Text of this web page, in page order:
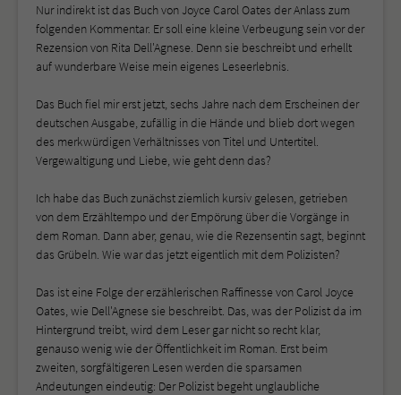
Nur indirekt ist das Buch von Joyce Carol Oates der Anlass zum
folgenden Kommentar. Er soll eine kleine Verbeugung sein vor der
Rezension von Rita Dell'Agnese. Denn sie beschreibt und erhellt
auf wunderbare Weise mein eigenes Leseerlebnis.
Das Buch fiel mir erst jetzt, sechs Jahre nach dem Erscheinen der
deutschen Ausgabe, zufällig in die Hände und blieb dort wegen
des merkwürdigen Verhältnisses von Titel und Untertitel.
Vergewaltigung und Liebe, wie geht denn das?
Ich habe das Buch zunächst ziemlich kursiv gelesen, getrieben
von dem Erzähltempo und der Empörung über die Vorgänge in
dem Roman. Dann aber, genau, wie die Rezensentin sagt, beginnt
das Grübeln. Wie war das jetzt eigentlich mit dem Polizisten?
Das ist eine Folge der erzählerischen Raffinesse von Carol Joyce
Oates, wie Dell'Agnese sie beschreibt. Das, was der Polizist da im
Hintergrund treibt, wird dem Leser gar nicht so recht klar,
genauso wenig wie der Öffentlichkeit im Roman. Erst beim
zweiten, sorgfältigeren Lesen werden die sparsamen
Andeutungen eindeutig: Der Polizist begeht unglaubliche